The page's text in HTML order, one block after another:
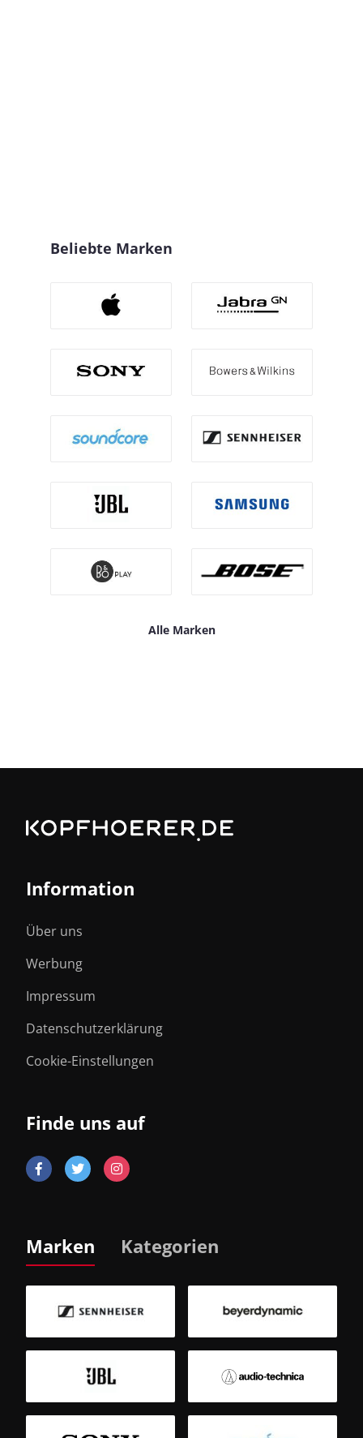
Beliebte Marken
Alle Marken
Information
Über uns
Werbung
Impressum
Datenschutzerklärung
Cookie-Einstellungen
Finde uns auf
Marken Kategorien